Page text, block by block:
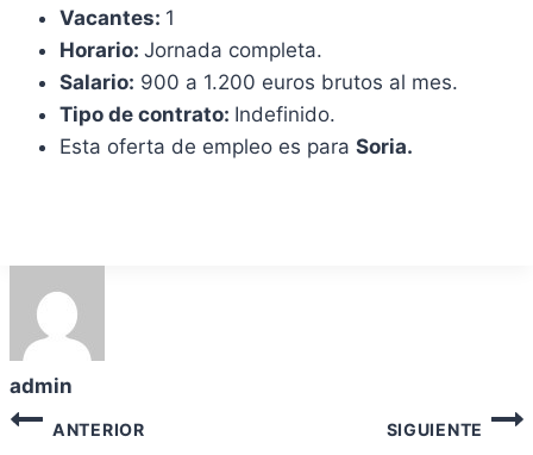
Vacantes: 1
Horario: Jornada completa.
Salario: 900 a 1.200 euros brutos al mes.
Tipo de contrato: Indefinido.
Esta oferta de empleo es para Soria.
admin
Navegación
ANTERIOR SIGUIENTE